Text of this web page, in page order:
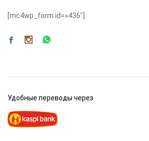
[mc4wp_form id=»436″]
Удобные переводы через